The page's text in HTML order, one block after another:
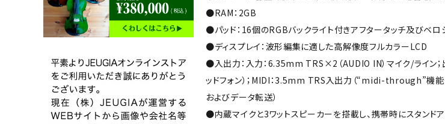
●RAM：2GB
●パッド：16個のRGBバックライト付きアフタータッチ及びベロ
●ディスプレイ：波形編集に適した高解像度フルカラーLCD
●入出力：入力：6.35mm TRS×2（AUDIO IN）マイク/ライ
ッドフォン）；MIDI：3.5mm TRS入出力（“midi-through”機能
およびデータ転送）
●内蔵マイクと3ワットスピーカーを搭載し、携帯時にスタンド